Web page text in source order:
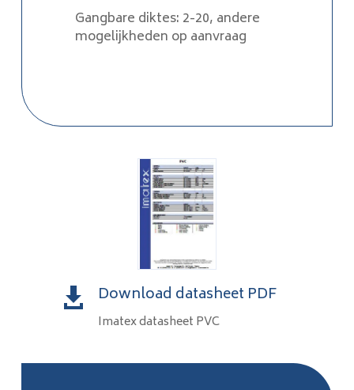
Gangbare diktes: 2-20, andere
mogelijkheden op aanvraag
 Download datasheet PDF
Imatex datasheet PVC